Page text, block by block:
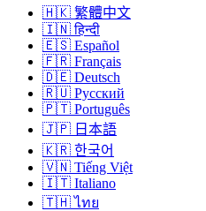
🇭🇰 繁體中文
🇮🇳 हिन्दी
🇪🇸 Español
🇫🇷 Français
🇩🇪 Deutsch
🇷🇺 Русский
🇵🇹 Português
🇯🇵 日本語
🇰🇷 한국어
🇻🇳 Tiếng Việt
🇮🇹 Italiano
🇹🇭 ไทย